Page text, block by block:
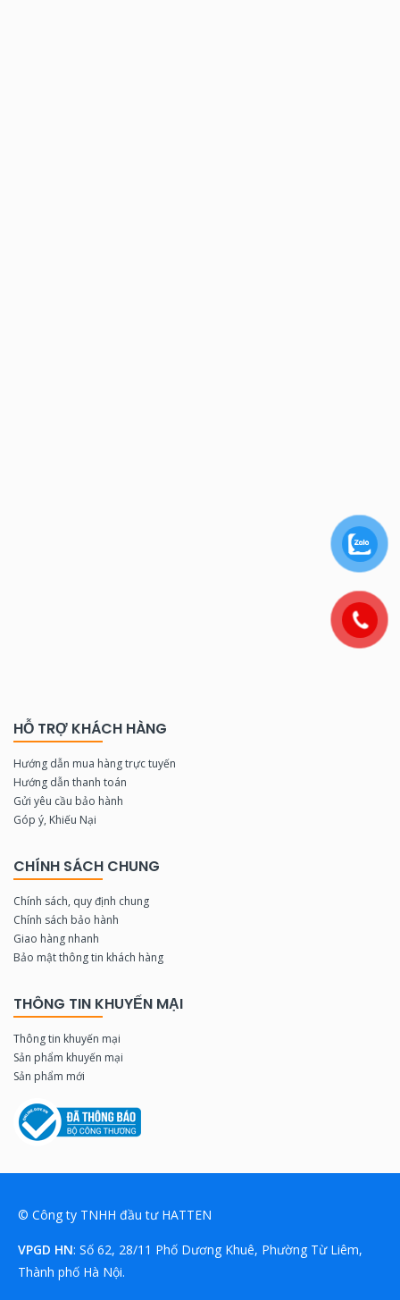
HỖ TRỢ KHÁCH HÀNG
Hướng dẫn mua hàng trực tuyến
Hướng dẫn thanh toán
Gửi yêu cầu bảo hành
Góp ý, Khiếu Nại
CHÍNH SÁCH CHUNG
Chính sách, quy định chung
Chính sách bảo hành
Giao hàng nhanh
Bảo mật thông tin khách hàng
THÔNG TIN KHUYẾN MẠI
Thông tin khuyến mại
Sản phẩm khuyến mại
Sản phẩm mới
© Công ty TNHH đầu tư HATTEN
VPGD HN: Số 62, 28/11 Phố Dương Khuê, Phường Từ Liêm,
Thành phố Hà Nội.